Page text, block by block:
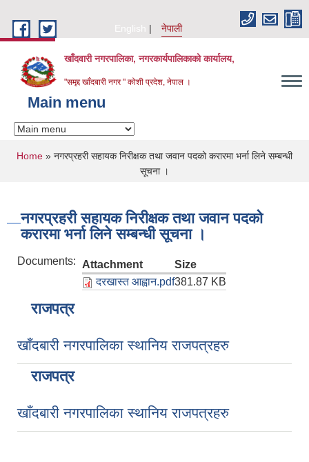
English
नेपाली
खाँदवारी नगरपालिका, नगरकार्यपालिकाको कार्यालय,
"समृद्द खाँदबारी नगर " कोशी प्रदेश, नेपाल ।
Main menu
You are here
Home » नगरप्रहरी सहायक निरीक्षक तथा जवान पदको करारमा भर्ना लिने सम्बन्धी
सूचना ।
नगरप्रहरी सहायक निरीक्षक तथा जवान पदको
करारमा भर्ना लिने सम्बन्धी सूचना ।
Documents: Attachment
Size
दरखास्त आह्वान.pdf381.87 KB
राजपत्र
खाँदबारी नगरपालिका स्थानिय राजपत्रहरु
राजपत्र
खाँदबारी नगरपालिका स्थानिय राजपत्रहरु